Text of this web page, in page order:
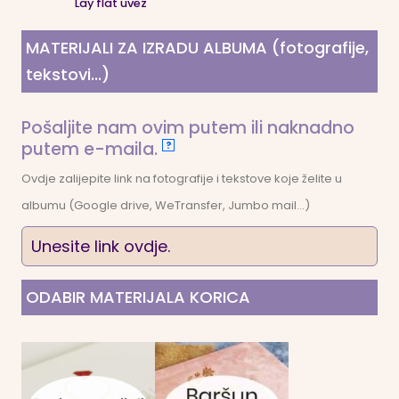
Lay flat uvez
MATERIJALI ZA IZRADU ALBUMA (fotografije,
tekstovi...)
Pošaljite nam ovim putem ili naknadno
putem e-maila.
?
Ovdje zalijepite link na fotografije i tekstove koje želite u
albumu (Google drive, WeTransfer, Jumbo mail...)
ODABIR MATERIJALA KORICA